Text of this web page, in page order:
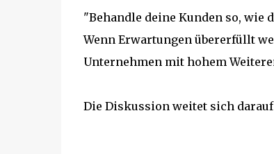
"Behandle deine Kunden so, wie
Wenn Erwartungen übererfüllt
Unternehmen mit hohem
Die Diskussion weitet sich